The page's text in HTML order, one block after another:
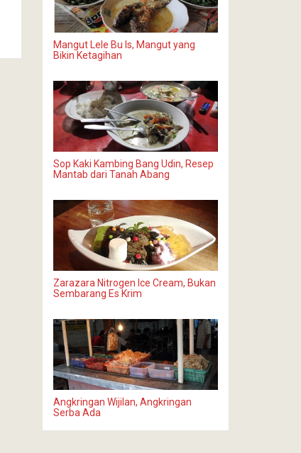
Mangut Lele Bu Is, Mangut yang
Bikin Ketagihan
Sop Kaki Kambing Bang Udin, Resep
Mantab dari Tanah Abang
Zarazara Nitrogen Ice Cream, Bukan
Sembarang Es Krim
Angkringan Wijilan, Angkringan
Serba Ada